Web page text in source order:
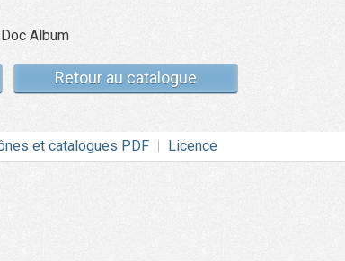
Retour au catalogue
et catalogues PDF Licence